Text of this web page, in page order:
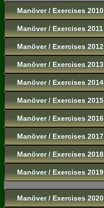
Manöver / Exercises 2010
Manöver / Exercises 2011
Manöver / Exercises 2012
Manöver / Exercises 2013
Manöver / Exercises 2014
Manöver / Exercises 2015
Manöver / Exercises 2016
Manöver / Exercises 2017
Manöver / Exercises 2018
Manöver / Exercises 2019
Manöver / Exercises 2020